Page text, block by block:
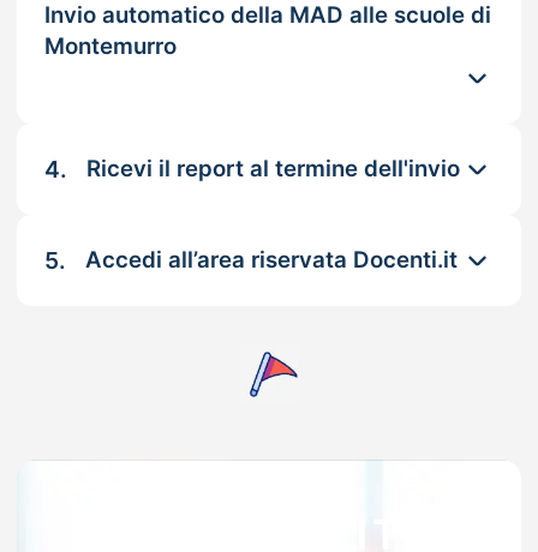
Invio automatico della MAD alle scuole di
Montemurro
4. Ricevi il report al termine dell'invio
5. Accedi all’area riservata Docenti.it